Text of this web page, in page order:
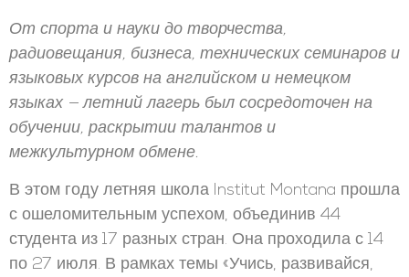
От спорта и науки до творчества,
радиовещания, бизнеса, технических семинаров и
языковых курсов на английском и немецком
языках — летний лагерь был сосредоточен на
обучении, раскрытии талантов и
межкультурном обмене.
В этом году летняя школа Institut Montana прошла
с ошеломительным успехом, объединив 44
студента из 17 разных стран. Она проходила с 14
по 27 июля. В рамках темы «Учись, развивайся,